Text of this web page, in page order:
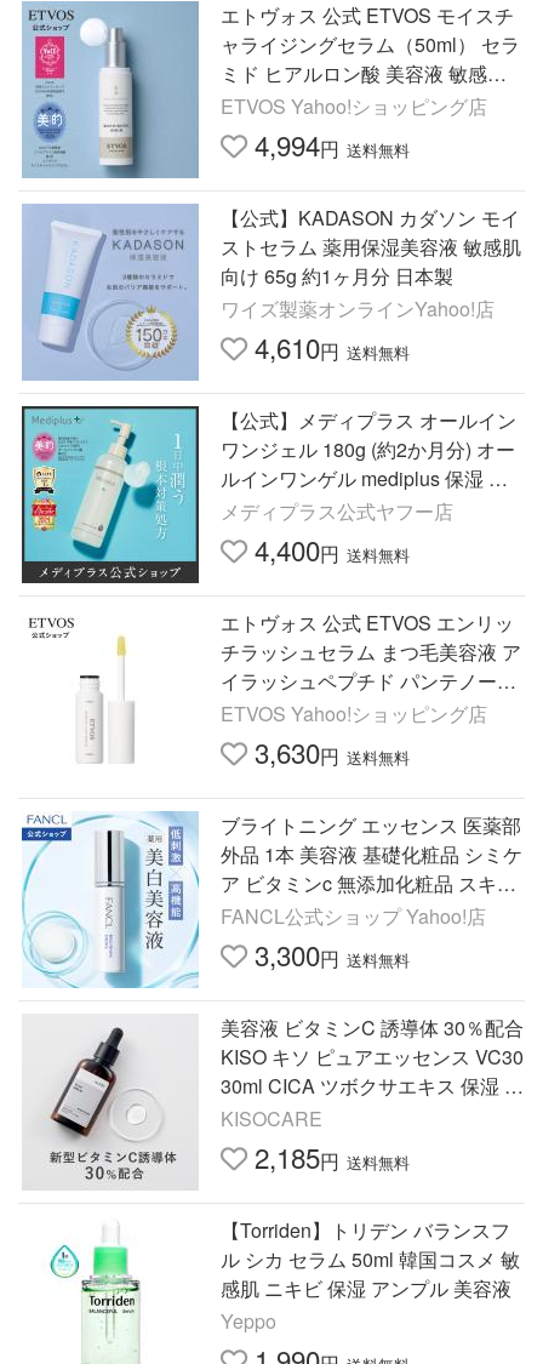
エトヴォス 公式 ETVOS モイスチ
ャライジングセラム（50ml） セラ
ミド ヒアルロン酸 美容液 敏感肌
乾燥肌 保湿 スキンケア ヒト型セ
ラミド 保湿美容液
ETVOS Yahoo!ショッピング店
4,994円 送料無料
【公式】KADASON カダソン モイ
ストセラム 薬用保湿美容液 敏感肌
向け 65g 約1ヶ月分 日本製
ワイズ製薬オンラインYahoo!店
4,610円 送料無料
【公式】メディプラス オールイン
ワンジェル 180g (約2か月分) オー
ルインワンゲル mediplus 保湿 乾
燥肌 敏感肌 ビタミンC 美容液 乳
液 メンズ レディース
メディプラス公式ヤフー店
4,400円 送料無料
エトヴォス 公式 ETVOS エンリッ
チラッシュセラム まつ毛美容液 ア
イラッシュペプチド パンテノール
ビオチノイルトリペプチド-1 保湿
保護 敏感肌 日本製
ETVOS Yahoo!ショッピング店
3,630円 送料無料
ブライトニング エッセンス 医薬部
外品 1本 美容液 基礎化粧品 シミケ
ア ビタミンc 無添加化粧品 スキン
ケア 肌ケア 敏感肌 ファンケル FA
NCL 公式
FANCL公式ショップ Yahoo!店
3,300円 送料無料
美容液 ビタミンC 誘導体 30％配合
KISO キソ ピュアエッセンス VC30
30ml CICA ツボクサエキス 保湿 乾
燥 ツヤ くすみ 乾燥肌 敏感肌 国産
日本製 No.034
KISOCARE
2,185円 送料無料
【Torriden】トリデン バランスフ
ル シカ セラム 50ml 韓国コスメ 敏
感肌 ニキビ 保湿 アンプル 美容液
Yeppo